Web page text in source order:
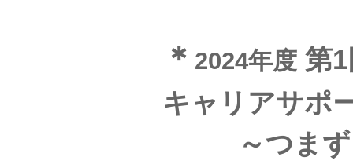
＊ 2024年度 第
キャリアサポ
～つま